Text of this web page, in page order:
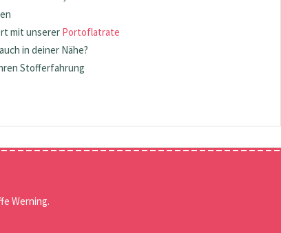
mit unserer Portoflatrate
in deiner Nähe?
Stofferfahrung
Werning.